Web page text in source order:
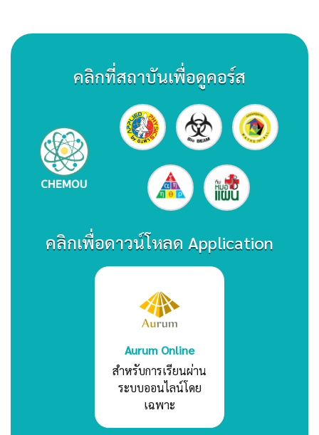
คลิกที่สถาบันเพื่อดูคอร์ส
คลิกเพื่อดาวน์โหลด Application
Aurum Online
สำหรับการเรียนผ่าน
ระบบออนไลน์โดย
เฉพาะ